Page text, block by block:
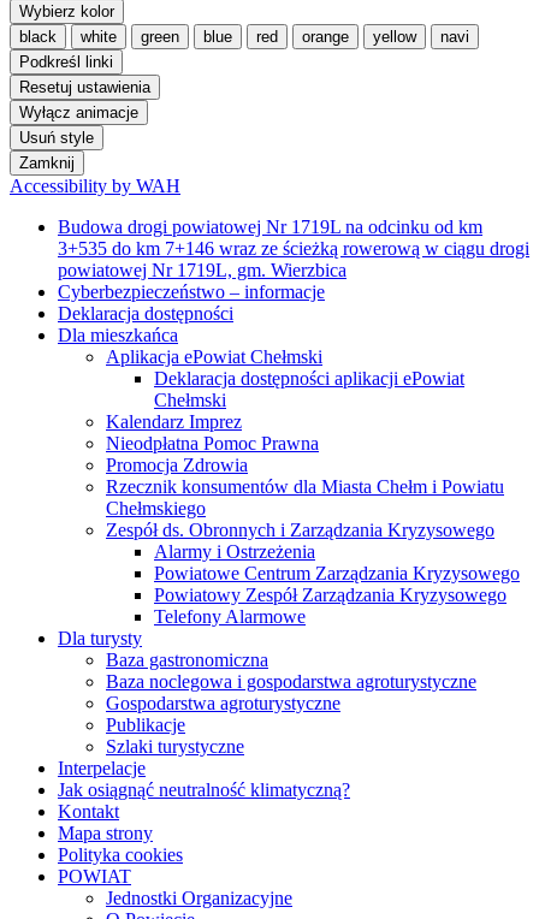
Wybierz kolor
black
white green blue red orange yellow
navi
Podkreśl linki
Resetuj ustawienia
Wyłącz animacje
Usuń style
Zamknij
Accessibility by WAH
Budowa drogi powiatowej Nr 1719L na odcinku od km
3+535 do km 7+146 wraz ze ścieżką rowerową w ciągu drogi
powiatowej Nr 1719L, gm. Wierzbica
Cyberbezpieczeństwo – informacje
Deklaracja dostępności
Dla mieszkańca
Aplikacja ePowiat Chełmski
Deklaracja dostępności aplikacji ePowiat
Chełmski
Kalendarz Imprez
Nieodpłatna Pomoc Prawna
Promocja Zdrowia
Rzecznik konsumentów dla Miasta Chełm i Powiatu
Chełmskiego
Zespół ds. Obronnych i Zarządzania Kryzysowego
Alarmy i Ostrzeżenia
Powiatowe Centrum Zarządzania Kryzysowego
Powiatowy Zespół Zarządzania Kryzysowego
Telefony Alarmowe
Dla turysty
Baza gastronomiczna
Baza noclegowa i gospodarstwa agroturystyczne
Gospodarstwa agroturystyczne
Publikacje
Szlaki turystyczne
Interpelacje
Jak osiągnąć neutralność klimatyczną?
Kontakt
Mapa strony
Polityka cookies
POWIAT
Jednostki Organizacyjne